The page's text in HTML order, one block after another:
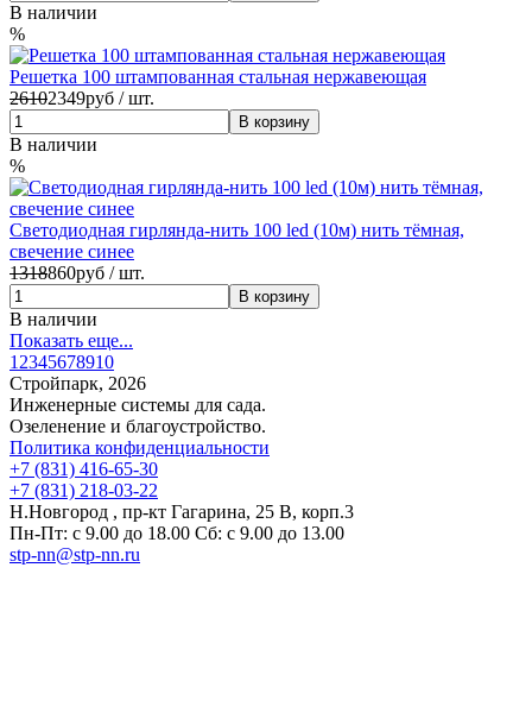
В наличии
%
Решетка 100 штампованная стальная нержавеющая
26102349руб / шт.
В наличии
%
Светодиодная гирлянда-нить 100 led (10м) нить тёмная,
свечение синее
1318860руб / шт.
В наличии
Показать еще...
1 2345678910
Стройпарк, 2026
Инженерные системы для сада.
Озеленение и благоустройство.
Политика конфиденциальности
+7 (831) 416-65-30
+7 (831) 218-03-22
Н.Новгород , пр-кт Гагарина, 25 В, корп.3
Пн-Пт: с 9.00 до 18.00 Сб: с 9.00 до 13.00
stp-nn@stp-nn.ru